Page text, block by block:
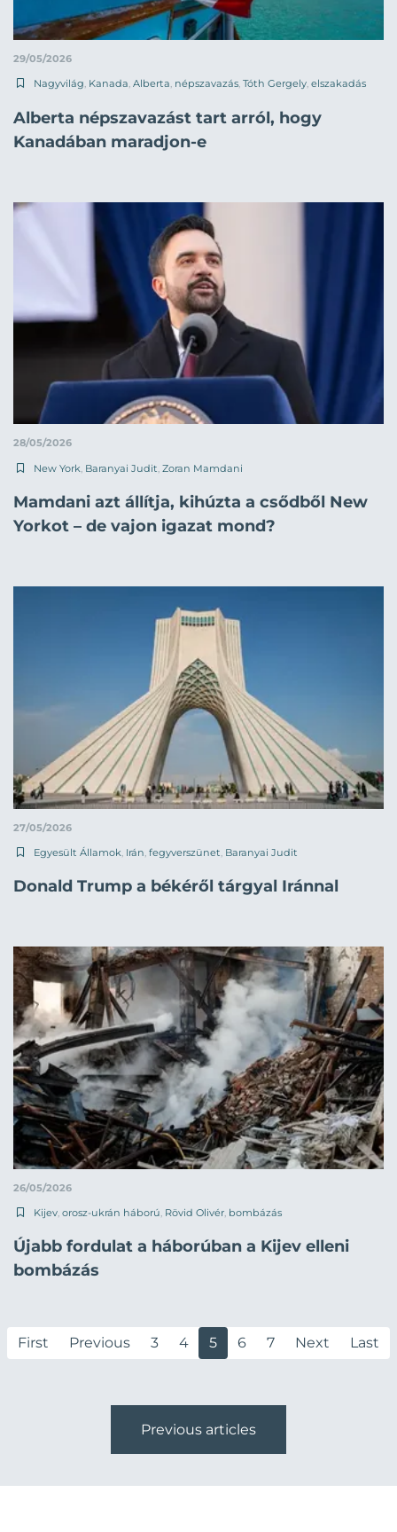
29/05/2026
Nagyvilág, Kanada, Alberta, népszavazás, Tóth Gergely, elszakadás
Alberta népszavazást tart arról, hogy
Kanadában maradjon-e
28/05/2026
New York Baranyai Judit Zoran Mamdani
Mamdani azt állítja, kihúzta a csődből New
Yorkot – de vajon igazat mond?
27/05/2026
Egyesült Államok Irán fegyverszünet Baranyai Judit
Donald Trump a békéről tárgyal Iránnal
26/05/2026
Kijev, orosz-ukrán háború, Rövid Olivér, bombázás
Újabb fordulat a háborúban a Kijev elleni
bombázás
First Previous 3 4 5 6 7 Next Last
Previous articles